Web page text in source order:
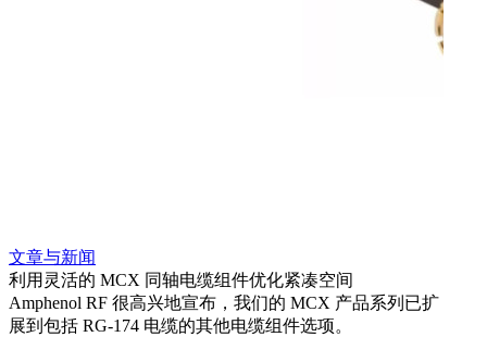
文章与新闻
利用灵活的 MCX 同轴电缆组件优化紧凑空间
Amphenol RF 很高兴地宣布，我们的 MCX 产品系列已扩
展到包括 RG-174 电缆的其他电缆组件选项。